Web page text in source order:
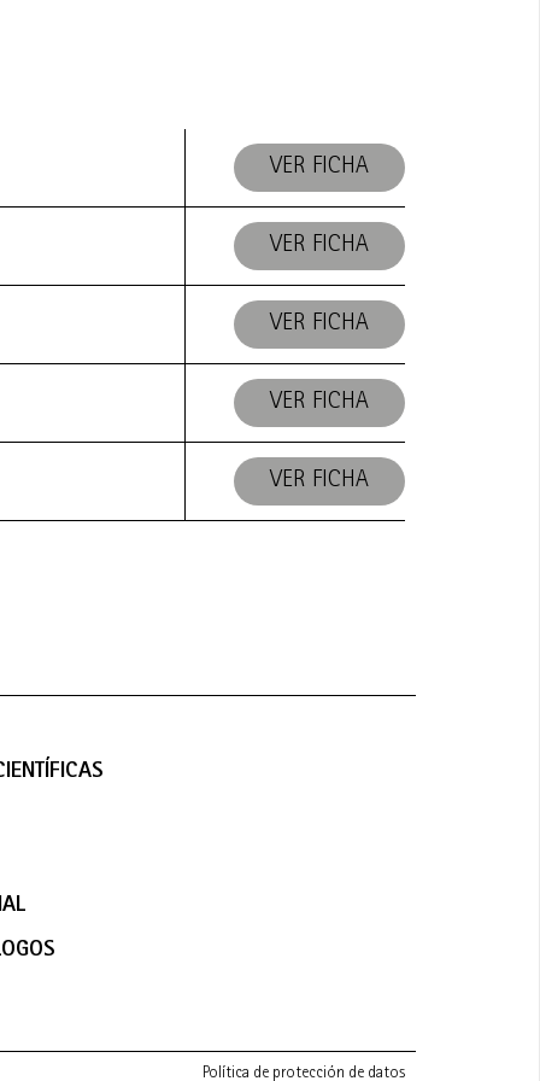
VER FICHA
VER FICHA
VER FICHA
VER FICHA
VER FICHA
Política de protección de datos